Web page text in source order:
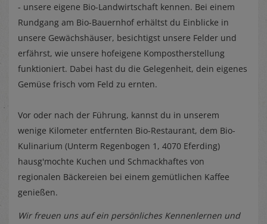
- unsere eigene Bio-Landwirtschaft kennen. Bei einem
Rundgang am Bio-Bauernhof erhältst du Einblicke in
unsere Gewächshäuser, besichtigst unsere Felder und
erfährst, wie unsere hofeigene Kompostherstellung
funktioniert. Dabei hast du die Gelegenheit, dein eigenes
Gemüse frisch vom Feld zu ernten.
Vor oder nach der Führung, kannst du in unserem
wenige Kilometer entfernten Bio-Restaurant, dem Bio-
Kulinarium (Unterm Regenbogen 1, 4070 Eferding)
hausg'mochte Kuchen und Schmackhaftes von
regionalen Bäckereien bei einem gemütlichen Kaffee
genießen.
Wir freuen uns auf ein persönliches Kennenlernen und